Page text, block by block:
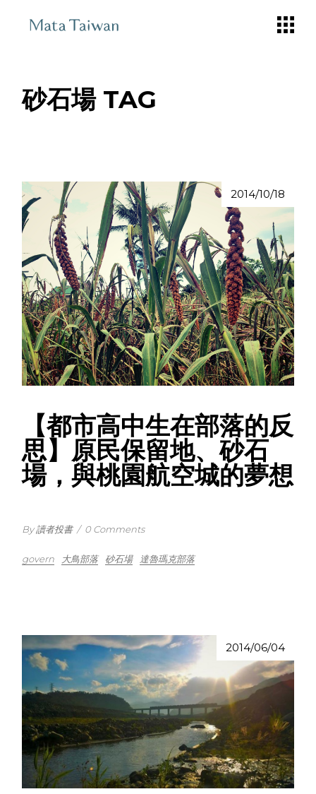
砂石場 TAG
2014/10/18
【都市高中生在部落的反
思】原民保留地、砂石
場，與桃園航空城的夢想
By 讀者投書 / 0 Comments
govern 大鳥部落 砂石場 達魯瑪克部落
2014/06/04